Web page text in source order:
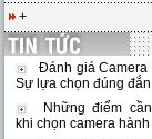
+
Đánh giá Camera
Sự lựa chọn đúng đắn
Những điểm
khi chọn camera hành